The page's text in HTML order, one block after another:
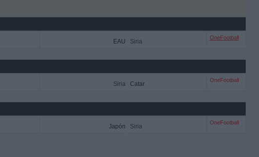
EAU Siria
OneFootball
Siria Catar
OneFootball
Japón Siria
OneFootball